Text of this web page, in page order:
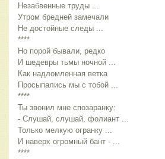
Незабвенные труды ...
Утром бредней замечали
Не достойные следы ...
****
Но порой бывали, редко
И шедевры тьмы ночной ...
Как надломленная ветка
Просыпались мы с тобой ...
****
Ты звонил мне спозаранку:
- Слушай, слушай, фолиант ...
Только мелкую огранку ...
И наверх огромный бант - ...
****